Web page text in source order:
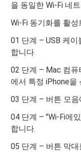
을 동일한 Wi-Fi 네
Wi-Fi 동기화를 활
01 단계 – USB 케
합니다.
02 단계 – Mac 컴퓨
에서 특정 iPhone을
03 단계 – 버튼 모
04 단계 – "Wi-Fi에
합니다.
05 단계 – 버튼 막